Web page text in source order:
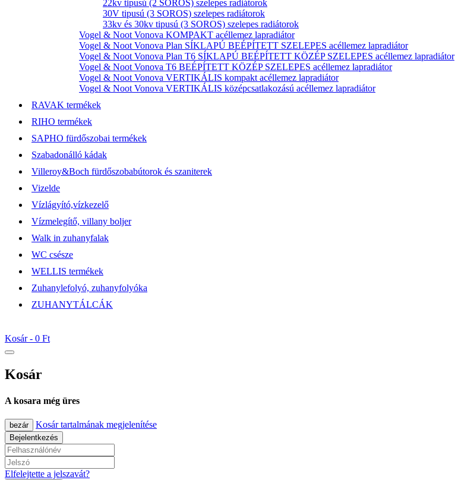
22kv tipusú (2 SOROS) szelepes radiátorok
30V tipusú (3 SOROS) szelepes radiátorok
33kv és 30kv tipusú (3 SOROS) szelepes radiátorok
Vogel & Noot Vonova KOMPAKT acéllemez lapradiátor
Vogel & Noot Vonova Plan SÍKLAPÚ BEÉPÍTETT SZELEPES acéllemez lapradiátor
Vogel & Noot Vonova Plan T6 SÍKLAPÚ BEÉPÍTETT KÖZÉP SZELEPES acéllemez lapradiátor
Vogel & Noot Vonova T6 BEÉPÍTETT KÖZÉP SZELEPES acéllemez lapradiátor
Vogel & Noot Vonova VERTIKÁLIS kompakt acéllemez lapradiátor
Vogel & Noot Vonova VERTIKÁLIS középcsatlakozású acéllemez lapradiátor
RAVAK termékek
RIHO termékek
SAPHO fürdőszobai termékek
Szabadonálló kádak
Villeroy&Boch fürdőszobabútorok és szaniterek
Vizelde
Vízlágyító,vízkezelő
Vízmelegítő, villany boljer
Walk in zuhanyfalak
WC csésze
WELLIS termékek
Zuhanylefolyó, zuhanyfolyóka
ZUHANYTÁLCÁK
Kosár - 0 Ft
Kosár
A kosara még üres
bezár Kosár tartalmának megjelenítése
Bejelentkezés
Elfelejtette a jelszavát?